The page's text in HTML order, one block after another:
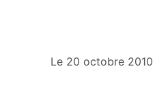
Le 20 octobre 2010